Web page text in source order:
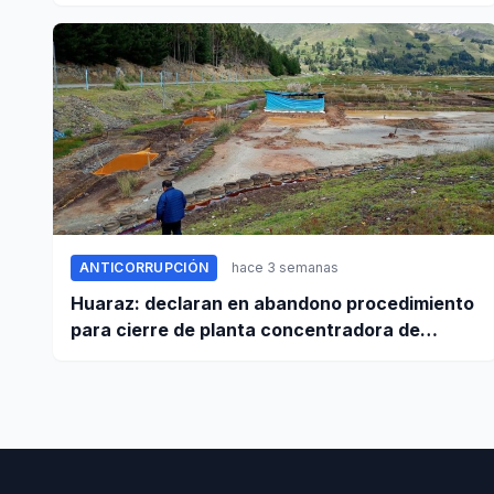
ANTICORRUPCIÓN hace 3 semanas
Huaraz: declaran en abandono procedimiento
para cierre de planta concentradora de